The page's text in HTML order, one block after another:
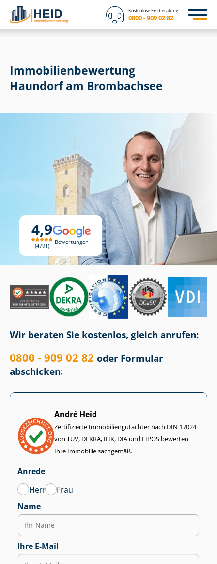
Kostenlose Erstberatung
0800 - 909 02 82
4,9
4791
Bewertungen
Immobilien­bewertung
Haundorf am Brombachsee
Wir beraten Sie kostenlos, gleich anrufen:
0800 - 909 02 82 oder Formular
abschicken:
André Heid
Zertifizierte Im­mo­bi­li­en­gut­ach­ter nach DIN 17024
von TÜV, DEKRA, IHK, DIA und EIPOS bewerten
Ihre Immobilie sachgemäß.
Anrede
Herr
Frau
Name
Ihre E-Mail